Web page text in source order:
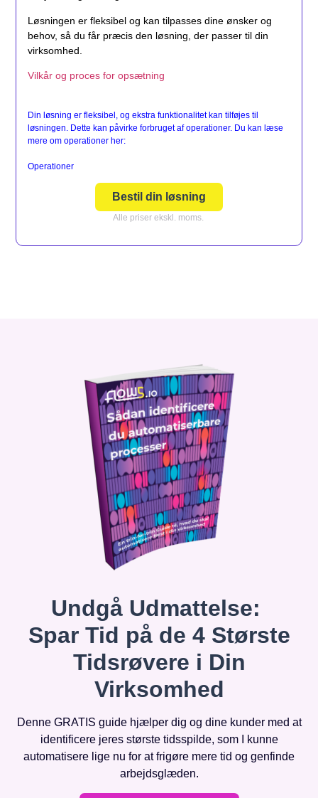
Løsningen er fleksibel og kan tilpasses dine ønsker og
behov, så du får præcis den løsning, der passer til din
virksomhed.
Vilkår og proces for opsætning
Din løsning er fleksibel, og ekstra funktionalitet kan tilføjes til
løsningen. Dette kan påvirke forbruget af operationer. Du kan læse
mere om operationer her:
Operationer
Bestil din løsning
Alle priser ekskl. moms.
Undgå Udmattelse:
Spar Tid på de 4 Største
Tidsrøvere i Din
Virksomhed
Denne GRATIS guide hjælper dig og dine kunder med at
identificere jeres største tidsspilde, som I kunne
automatisere lige nu for at frigøre mere tid og genfinde
arbejdsglæden.